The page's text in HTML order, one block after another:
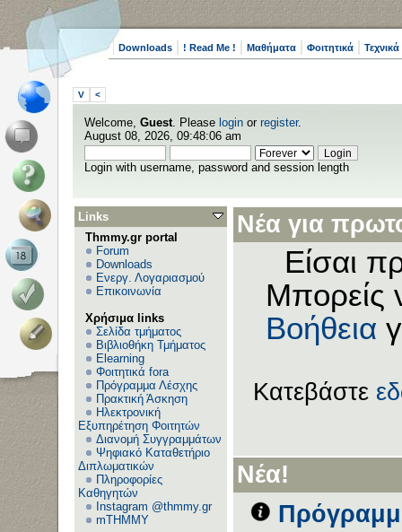
Downloads ! Read Me ! Μαθήματα Φοιτητικά
V <
Welcome, Guest. Please login or register.
August 08, 2026, 09:48:06 am
Login with username, password and session length
Links
Thmmy.gr portal
Forum
Downloads
Ενεργ. Λογαριασμού
Επικοινωνία
Χρήσιμα links
Σελίδα τμήματος
Βιβλιοθήκη Τμήματος
Elearning
Φοιτητικά fora
Πρόγραμμα Λέσχης
Πρακτική Άσκηση
Ηλεκτρονική
Εξυπηρέτηση Φοιτητών
Διανομή Συγγραμμάτων
Ψηφιακό Καταθετήριο
Διπλωματικών
Πληροφορίες
Καθηγητών
Instagram @thmmy.gr
mTHMMY
Νέα για
Είσαι
Μπορείς
Βοήθεια
Κατεβάστε
Νέα!